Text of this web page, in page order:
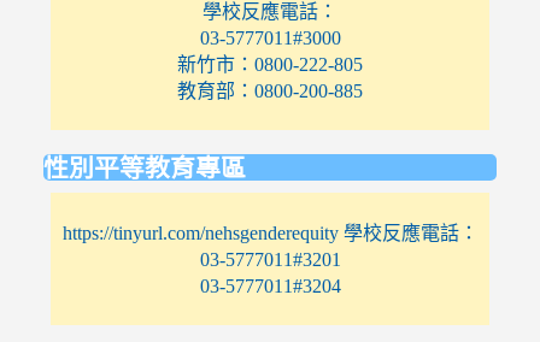
學校反應電話：
03-5777011#3000
新竹市：0800-222-805
教育部：0800-200-885
性別平等教育專區
https://tinyurl.com/nehsgenderequity 學校反應電話：
03-5777011#3201
03-5777011#3204